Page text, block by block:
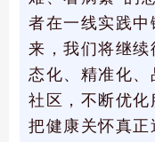
者在一线实践
来，我们将继续
态化、精准化、
社区，不断优化
把健康关怀真正